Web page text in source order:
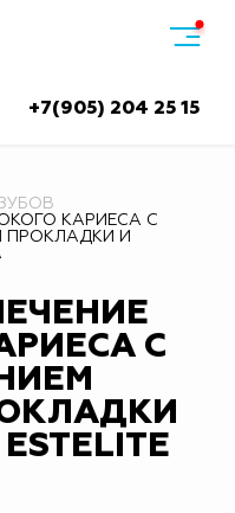
+7(905) 204 25 15
КАРИЕСА С
ПРОКЛАДКИ И
С